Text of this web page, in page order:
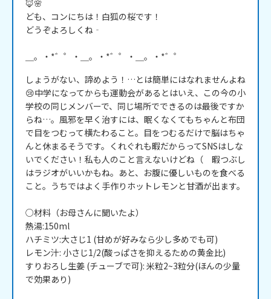
🦊🌸
ども、コンにちは！白狐の桜です！
どうぞよろしくね‐
＿。・*゛゜・＿。・*゛゜・＿。・*゛゜
しょうがない、諦めよう！…とは簡単にはなれませんよね
😢中学になってからも運動会があるとはいえ、この今の小
学校の同じメンバーで、同じ場所でできるのは最後ですか
らね…。風邪を早く治すには、眠くなくてもちゃんと布団
で目をつむって横たわること。目をつむるだけで脳はちゃ
んと休まるそうです。くれぐれも暇だからってSNSはしな
いでください！私も人のこと言えないけどね（　暇つぶし
はラジオがいいかもね。あと、お腹に優しいものを食べる
こと。うちではよく手作りホットレモンと甘酒が出ます。
○材料（お母さんに聞いたよ）
熱湯:150ml
ハチミツ:大さじ1 (甘めが好みなら少し多めでも可)
レモン汁: 小さじ1/2(酸っぱさを抑えるための黄金比)
すりおろし生姜 (チューブで可): 米粒2~3粒分(ほんの少量
で効果あり)